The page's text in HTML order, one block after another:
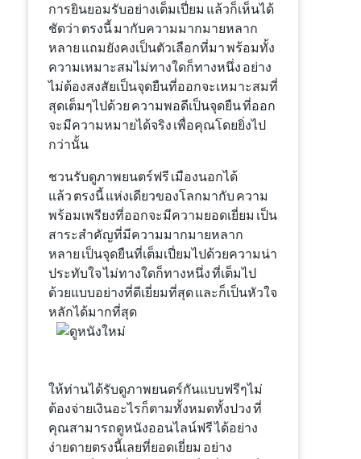
การยินยอมรับอย่างเต็มเปี่ยม แล้วก็เห็นได้
ชัดว่า ตรงนี้มากับความมากมายหลาก
หลาย แถมยังคงเป็นตัวเลือกที่มาพร้อมทั้ง
ความเหมาะสมไม่ทางใดก็ทางหนึ่ง อย่าง
ไม่ต้องสงสัยเป็นจุดยืนที่ออกจะเหมาะสมที่
สุดเต็มๆไปด้วย ความพอดีเป็นจุดยืนที่ออก
จะมีความหมายได้จริง เพื่อคุณโดยยิ่งไป
กว่านั้น
ชวนรับดูภาพยนตร์ฟรี เมืองนอกได้
แล้ว ตรงนี้แห่งเดียวของโลกมากับ ความ
พร้อมเพรียงที่ออกจะมีความยอดเยี่ยม เป็น
สาระสำคัญที่มีความมากมายหลาก
หลาย เป็นจุดยืนที่เต็มเปี่ยมไปด้วยความน่า
ประทับใจไม่ทางใดก็ทางหนึ่งที่เต็มไป
ด้วยแบบอย่างที่ดีเยี่ยมที่สุดและก็เป็นหัวใจ
หลักได้มากที่สุด
ให้ท่านได้รับดูภาพยนตร์กันแบบฟรีๆไม่
ต้องจ่ายเงินอะไรก็ตามทั้งหมดทั้งปวงที่
คุณสามารถดูหนังออนไลน์ฟรีได้อย่าง
ง่ายดายตรงนี้เลยที่ยอดเยี่ยม อย่าง